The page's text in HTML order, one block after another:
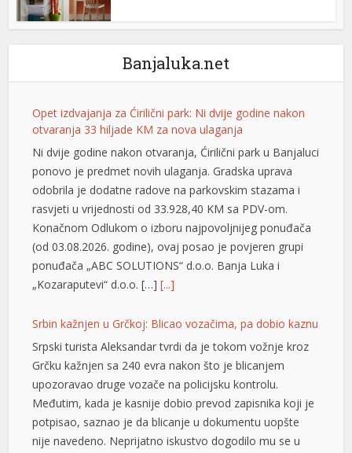
Banjaluka.net
Opet izdvajanja za Ćirilični park: Ni dvije godine nakon
otvaranja 33 hiljade KM za nova ulaganja
Ni dvije godine nakon otvaranja, Ćirilični park u Banjaluci
ponovo je predmet novih ulaganja. Gradska uprava
rasvjeti u vrijednosti od 33.928,40 KM sa PDV-om.
Konačnom Odlukom o izboru najpovoljnijeg ponuđača
(od 03.08.2026. godine), ovaj posao je povjeren grupi
ponuđača „ABC SOLUTIONS“ d.o.o. Banja Luka i
„Kozaraputevi“ d.o.o. […][...]
Srbin kažnjen u Grčkoj: Blicao vozačima, pa dobio kaznu
Srpski turista Aleksandar tvrdi da je tokom vožnje kroz
Grčku kažnjen sa 240 evra nakon što je blicanjem
upozoravao druge vozače na policijsku kontrolu.
potpisao, saznao je da blicanje u dokumentu uopšte
nije navedeno. Neprijatno iskustvo dogodilo mu se u
blizini Nea Mudanje, a detalje je […][...]
Nema dogovora u FBiH, rudari najavili protest
Predstavnici rudara nisu postigli dogovor, a naredni
korak biće protesti koji su zakazani za petak ispred